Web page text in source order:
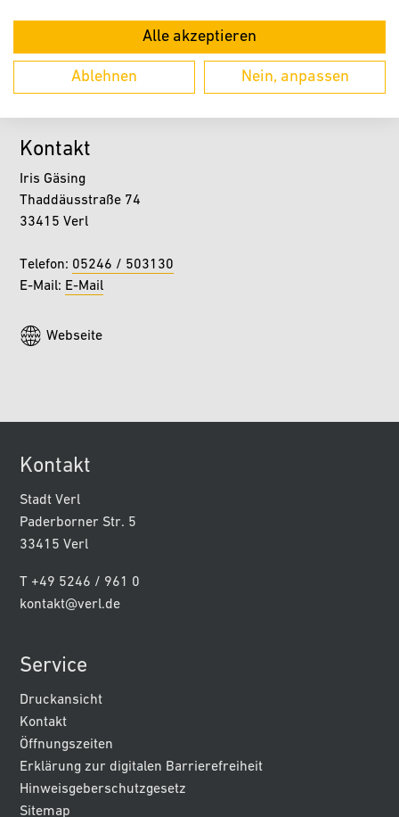
ZURÜCK
Kontakt
Iris Gäsing
Thaddäusstraße 74
33415 Verl
Telefon: 05246 / 503130
E-Mail: E-Mail
Webseite
Kontakt
Stadt Verl
Paderborner Str. 5
33415 Verl
T +49 5246 / 961 0
kontakt@verl.de
Service
Druckansicht
Kontakt
Öffnungszeiten
Erklärung zur digitalen Barrierefreiheit
Hinweisgeberschutzgesetz
Sitemap
Alle akzeptieren
Ablehnen Nein, anpassen